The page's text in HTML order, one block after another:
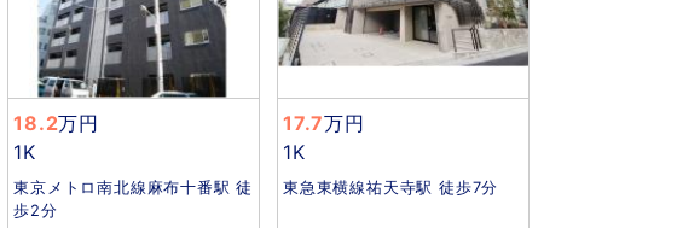
18.2万円
1K
東京メトロ南北線麻布十番駅 徒
歩2分
17.7万円
1K
東急東横線祐天寺駅 徒歩7分